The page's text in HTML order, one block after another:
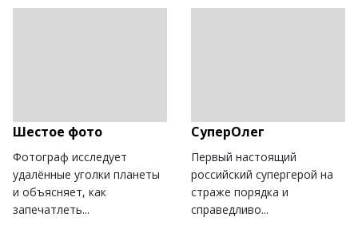
Шестое фото
Фотограф исследует
удалённые уголки планеты
и объясняет, как
запечатлеть...
СуперОлег
Первый настоящий
российский супергерой на
страже порядка и
справедливо...